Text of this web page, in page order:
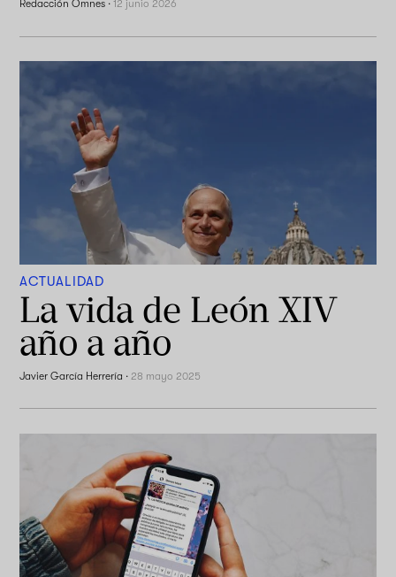
Redacción Omnes ·12 junio 2026
ACTUALIDAD
La vida de León XIV
año a año
Javier García Herrería · 28 mayo 2025